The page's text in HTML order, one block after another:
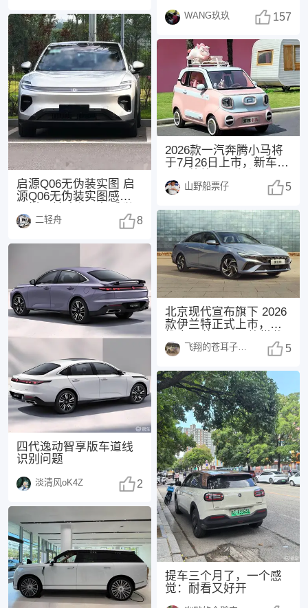
启源Q06无伪装实图 启
源Q06无伪装实图感觉怎
都不错，挺耐
二轻舟 8
四代逸动智享版车道线
识别问题
淡清风oK4Z 2
WANG玖玖 157
2026款一汽奔腾小马将
于7月26日上市，新车主
置。 参考现款
山野船票仔 5
北京现代宣布旗下 2026
款伊兰特正式上市，共
1.5
飞翔的苍耳子1438 5
提车三个月了，一个感
觉：耐看又好开